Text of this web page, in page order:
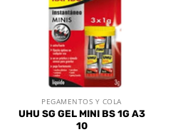
lista de
PEGAMENTOS Y COLA
UHU SG GEL MINI BS 1G A3
10